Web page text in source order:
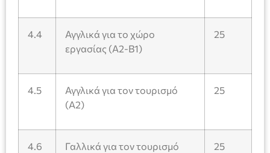
4.4
Αγγλικά για το χώρο
εργασίας (Α2-Β1)
25
4.5
Αγγλικά για τον τουρισμό
(Α2)
25
4.6
Γαλλικά για τον τουρισμό
25